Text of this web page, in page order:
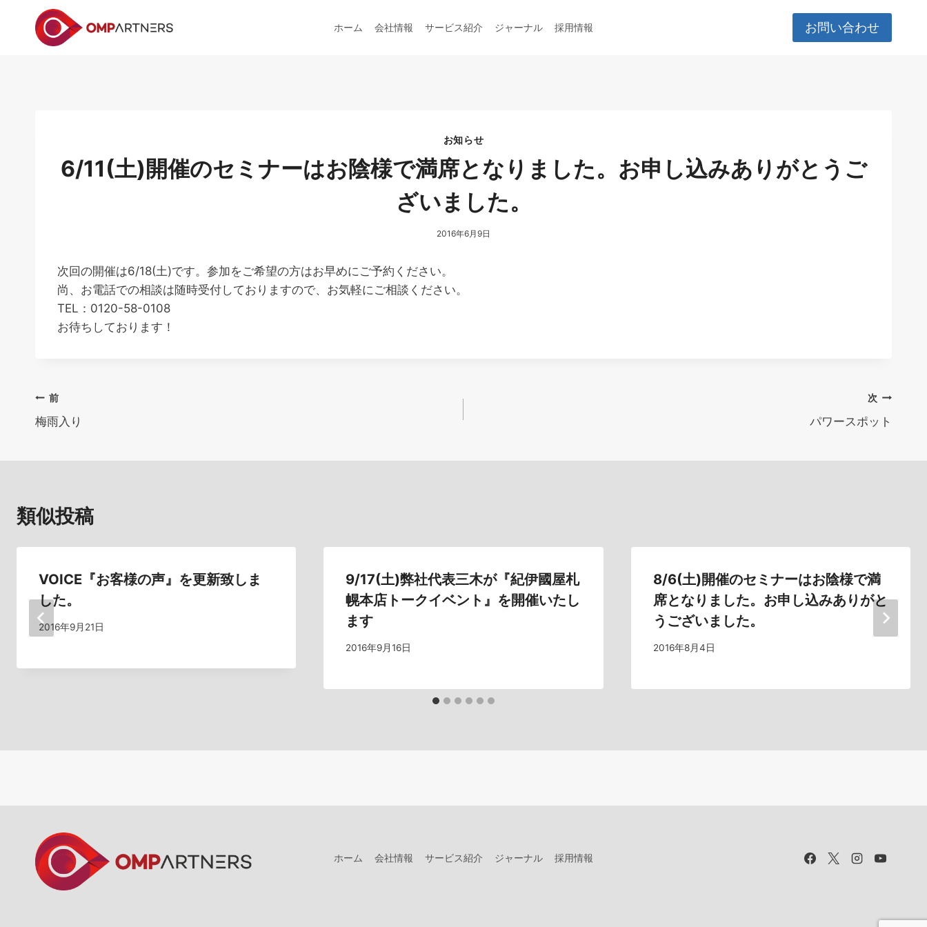
ホーム 会社情報 サービス紹介 ジャーナル 採用情報 お問い合わせ
お知らせ
6/11(土)開催のセミナーはお陰様で満席となりました。お申し込みありがとうご
ざいました。
2016年6月9日
次回の開催は6/18(土)です。参加をご希望の方はお早めにご予約ください。
尚、お電話での相談は随時受付しておりますので、お気軽にご相談ください。
TEL：0120-58-0108
お待ちしております！
投
稿
ゲ
ー
シ
ョ
ン
前
梅雨入り
次
パワースポット
類似投稿
VOICE『お客様の声』を更新致しま
した。
2016年9月21日
9/17(土)弊社代表三木が『紀伊國屋札
幌本店トークイベント』を開催いたし
ます
2016年9月16日
8/6(土)開催のセミナーはお陰様で満
席となりました。お申し込みありがと
うございました。
2016年8月4日
ホーム 会社情報 サービス紹介 ジャーナル 採用情報